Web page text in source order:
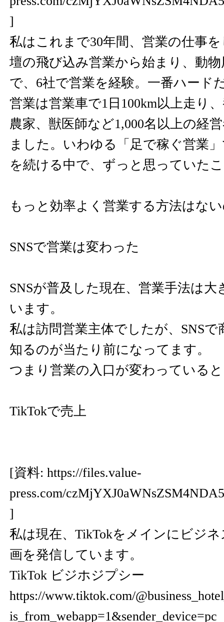
]
私はこれまで30年間、営業の仕事
壇の飛び込み営業から始まり、動
で、6社で営業を経験。一番ハード
営業は営業車で1日100km以上走り
農家、獣医師など1,000名以上の経
ました。いわゆる「足で稼ぐ営業
を続ける中で、ずっと思っていた
もっと効率よく営業する方法はな
SNSで営業は変わった
SNSが普及した現在、営業手法は
います。
私は訪問営業主体でしたが、SNS
知るのが当たり前になってます。
つまり営業の入口が変わっている
TikTokで売上
[資料: https://files.value-
press.com/
]
私は現在、TikTokをメインにビジ
画を発信しています。
TikTok ビジホジプシー
https://www.tiktok.com/
is_from_webapp=1&sender_device=pc